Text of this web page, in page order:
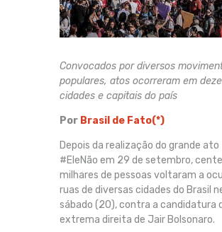
Convocados por diversos
populares, atos ocorreram em
cidades e capitais do país
Por Brasil de Fato(*)
Depois da realização do grande ato
#EleNão em 29 de setembro,
milhares de pessoas voltaram a
ruas de diversas cidades do Brasil
sábado (20), contra a candidatura
extrema direita de Jair Bolsonaro.